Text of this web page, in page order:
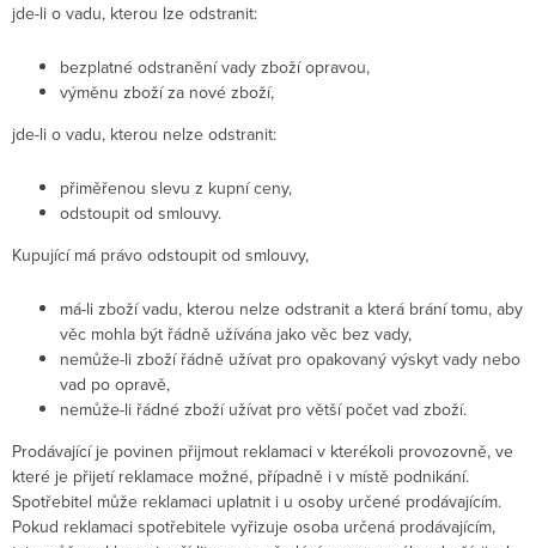
jde-li o vadu, kterou lze odstranit:
bezplatné odstranění vady zboží opravou,
výměnu zboží za nové zboží,
jde-li o vadu, kterou nelze odstranit:
přiměřenou slevu z kupní ceny,
odstoupit od smlouvy.
Kupující má právo odstoupit od smlouvy,
má-li zboží vadu, kterou nelze odstranit a která brání tomu, aby
věc mohla být řádně užívána jako věc bez vady,
nemůže-li zboží řádně užívat pro opakovaný výskyt vady nebo
vad po opravě,
nemůže-li řádné zboží užívat pro větší počet vad zboží.
Prodávající je povinen přijmout reklamaci v kterékoli provozovně, ve
které je přijetí reklamace možné, případně i v místě podnikání.
Spotřebitel může reklamaci uplatnit i u osoby určené prodávajícím.
Pokud reklamaci spotřebitele vyřizuje osoba určená prodávajícím,